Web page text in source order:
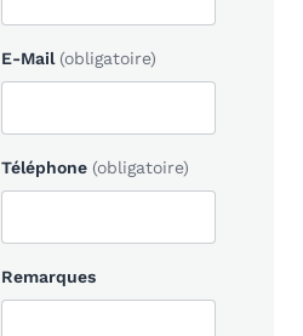
E-Mail (obligatoire)
Téléphone (obligatoire)
Remarques